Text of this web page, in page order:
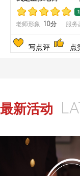
老师形象 10分 服务
写点评 点
最新活动